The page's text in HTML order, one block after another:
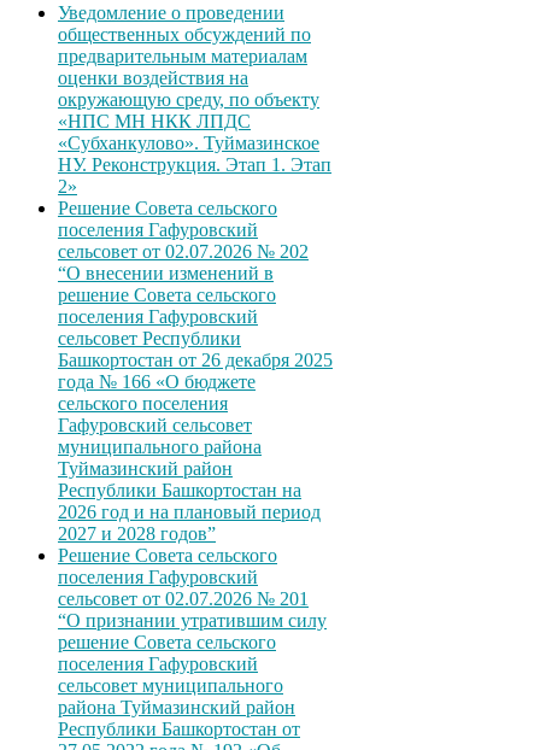
Уведомление о проведении
общественных обсуждений по
предварительным материалам
оценки воздействия на
окружающую среду, по объекту
«НПС МН НКК ЛПДС
«Субханкулово». Туймазинское
НУ. Реконструкция. Этап 1. Этап
2»
Решение Совета сельского
поселения Гафуровский
сельсовет от 02.07.2026 № 202
“О внесении изменений в
решение Совета сельского
поселения Гафуровский
сельсовет Республики
Башкортостан от 26 декабря 2025
года № 166 «О бюджете
сельского поселения
Гафуровский сельсовет
муниципального района
Туймазинский район
Республики Башкортостан на
2026 год и на плановый период
2027 и 2028 годов”
Решение Совета сельского
поселения Гафуровский
сельсовет от 02.07.2026 № 201
“О признании утратившим силу
решение Совета сельского
поселения Гафуровский
сельсовет муниципального
района Туймазинский район
Республики Башкортостан от